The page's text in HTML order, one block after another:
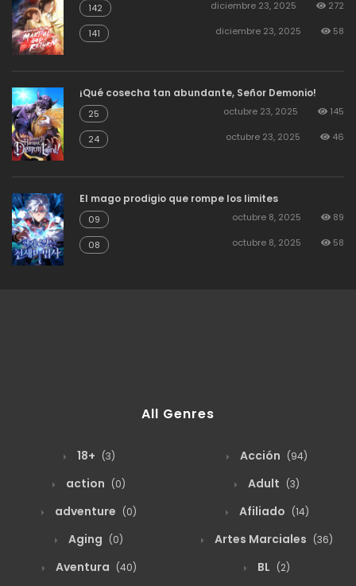
Capitulo 17 agosto 19, 2025
Capitulo 16 agosto 19, 2025 12
Capitulo 15
Capitulo 14 agosto 19, 2025
Capitulo 13
Capitulo 9 agosto 19, 2025
Capitulo 8 agosto 19, 2025
142 diciembre 23, 2025 272
141 diciembre 23, 2025 58
¡Qué cosecha tan abundante, Señor Demonio!
25 octubre 23, 2025 145
24 octubre 23, 2025 46
El mago prodigio que rompe los limites
09 octubre 8, 2025 89
08 octubre 8, 2025 58
All Genres
18+ (3) Acción (94)
action (0) Adult (3)
adventure (0) Afiliado (14)
Aging (0) Artes Marciales (36)
Aventura (40) BL (2)